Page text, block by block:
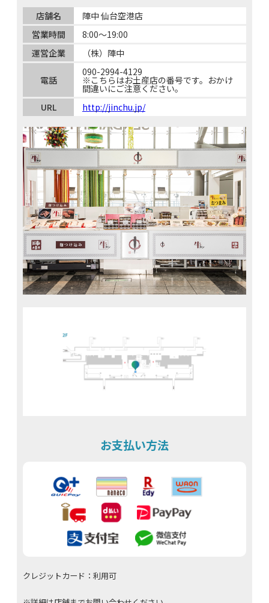
店舗名
陣中 仙台空港店
営業時間
8:00～19:00
運営企業
（株）陣中
電話
090-2994-4129
※こちらはお土産店の番号です。おかけ
間違いにご注意ください。
URL
http://jinchu.jp/
お支払い方法
クレジットカード：利用可